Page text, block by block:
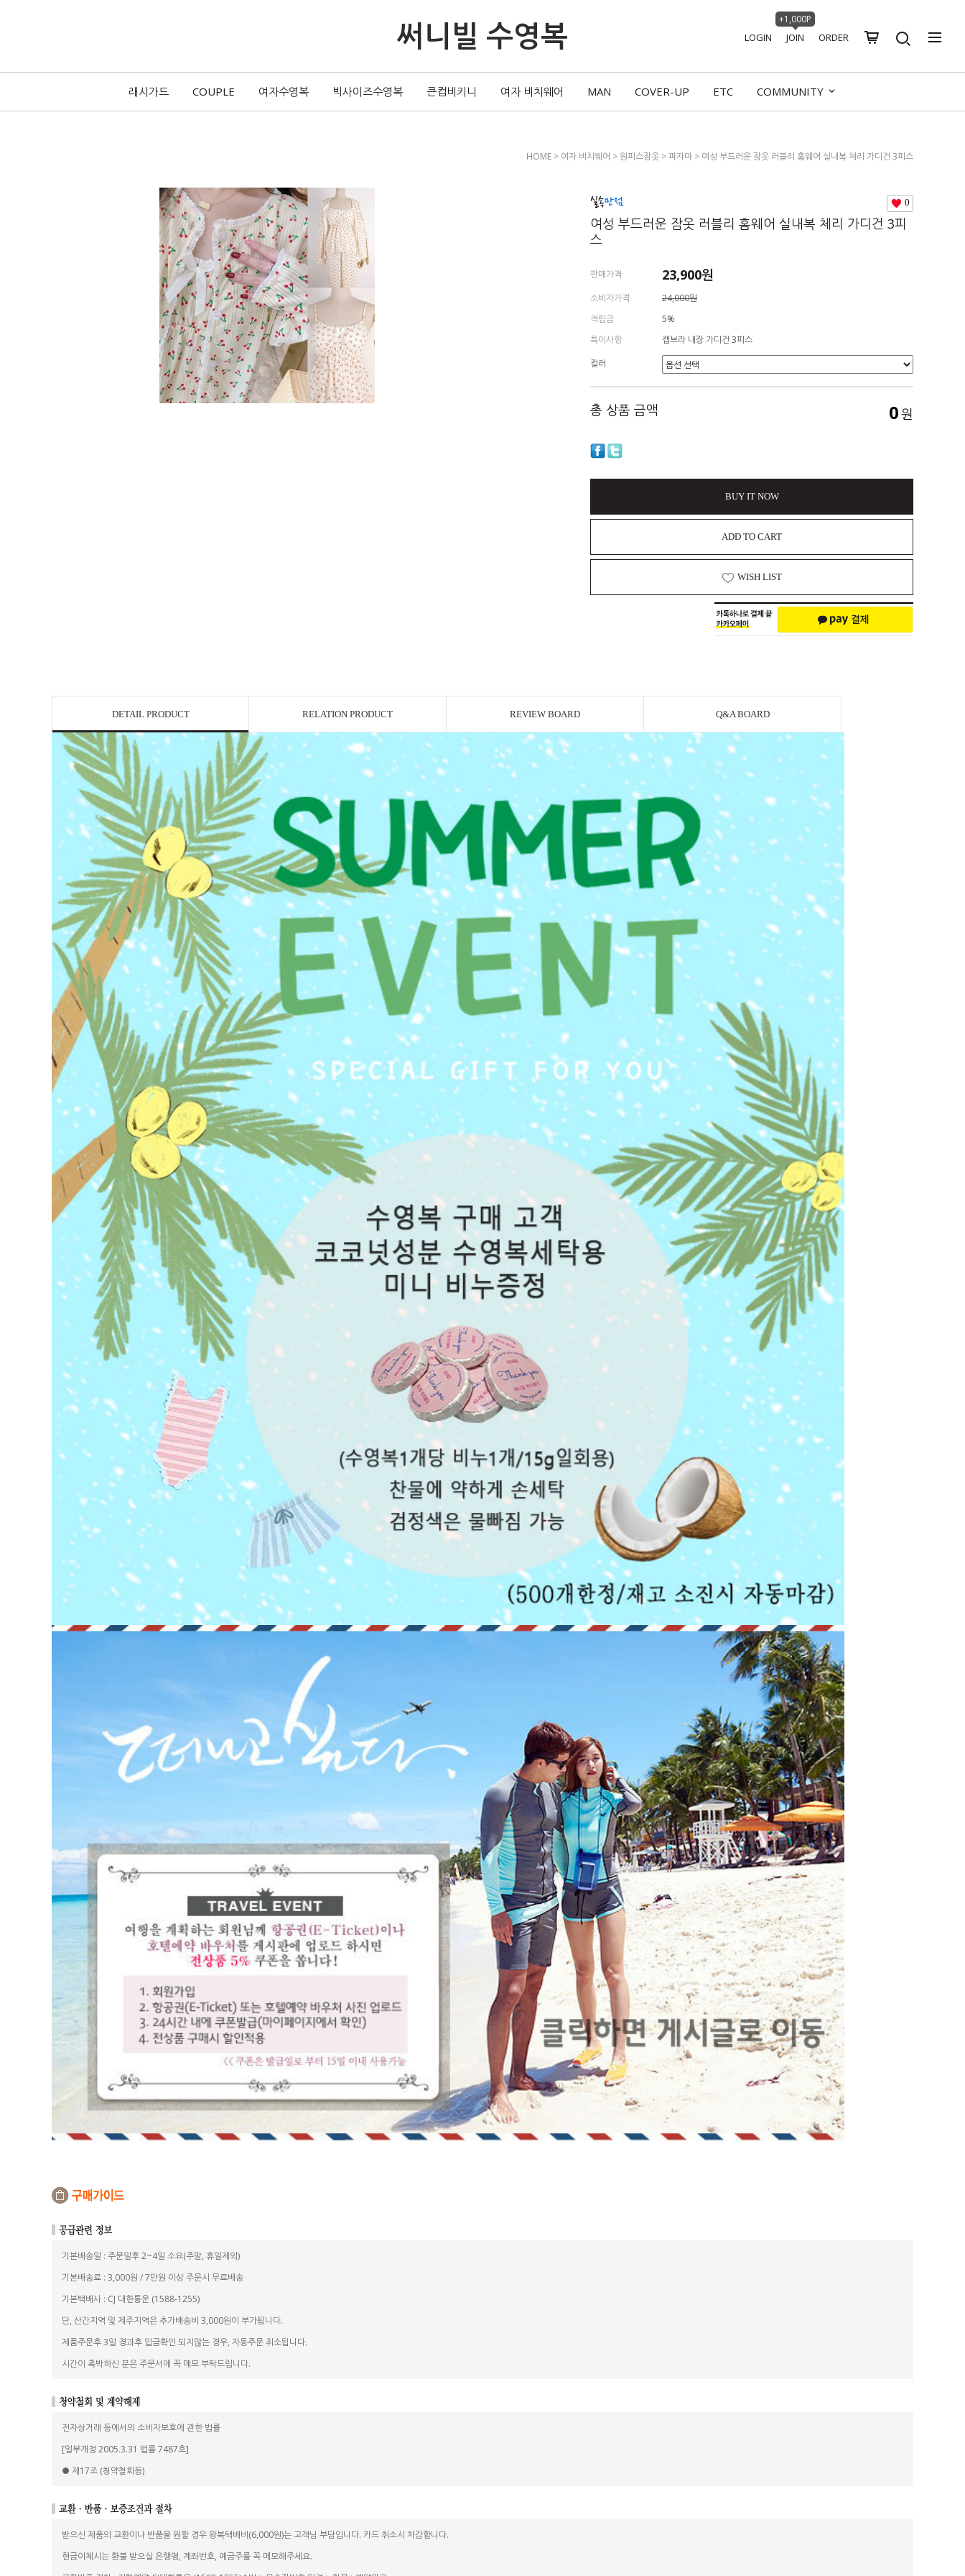
써니빌 수영복 LOGIN JOIN
+1,000P
ORDER
래시가드 COUPLE 여자수영복 빅사이즈수영복 큰컵비키니 여자 비치웨어 MAN COVER-UP ETC COMMUNITY
HOME > 여자 비치웨어 > 원피스잠옷 >파자마 > 여성 부드러운 잠옷 러블리 홈웨어 실내복 체리 가디건 3피스
0
여성 부드러운 잠옷 러블리 홈웨어 실내복 체리 가디건 3피
스
판매가격 23,900원
소비자가격
24,000원
적립금
5%
특이사항
캡브라 내장 가디건 3피스
컬러
총 상품 금액 0원
BUY IT NOW
ADD TO CART
WISH LIST
DETAIL PRODUCT RELATION PRODUCT REVIEW BOARD Q&A BOARD
기본배송일 : 주문일후 2~4일 소요(주말, 휴일제외)
기본배송료 : 3,000원 / 7만원 이상 주문시 무료배송
기본택배사 : CJ 대한통운 (1588-1255)
단, 산간지역 및 제주지역은 추가배송비 3,000원이 부가됩니다.
제품주문후 3일 경과후 입금확인 되지않는 경우, 자동주문 취소됩니다.
시간이 촉박하신 분은 주문서에 꼭 메모 부탁드립니다.
전자상거래 등에서의 소비자보호에 관한 법률
[일부개정 2005.3.31 법률 7487호]
● 제17조 (청약철회등)
받으신 제품의 교환이나 반품을 원할 경우 왕복택배비(6,000원)는 고객님 부담입니다. 카드 취소시 차감합니다.
현금이체시는 환불 받으실 은행명, 계좌번호, 예금주를 꼭 메모해주세요.